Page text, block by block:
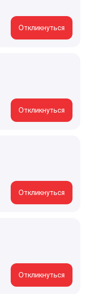
Откликнуться
Откликнуться
Откликнуться
Откликнуться